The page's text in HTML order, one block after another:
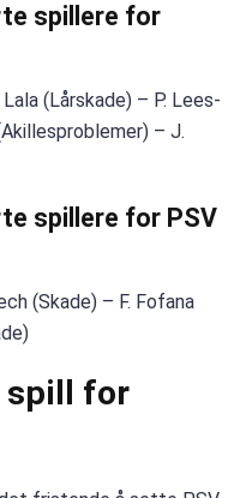
spillere for
(Lårskade) – P. Lees-
– J.
spillere for PSV
(Skade) – F. Fofana
spill for